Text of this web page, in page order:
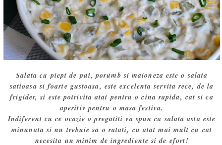
Salata cu piept de pui, porumb si maioneza este o salata
satioasa si foarte gustoasa, este excelenta servita rece, de la
frigider, si este potrivita atat pentru o cina rapida, cat si ca
aperitiv pentru o masa festiva.
Indiferent cu ce ocazie o pregatiti va spun ca salata asta este
minunata si nu trebuie sa o ratati, cu atat mai mult cu cat
necesita un minim de ingrediente si de efort!